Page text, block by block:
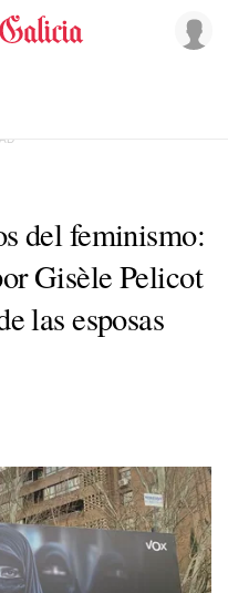
del feminismo:
Gisèle Pelicot
las esposas